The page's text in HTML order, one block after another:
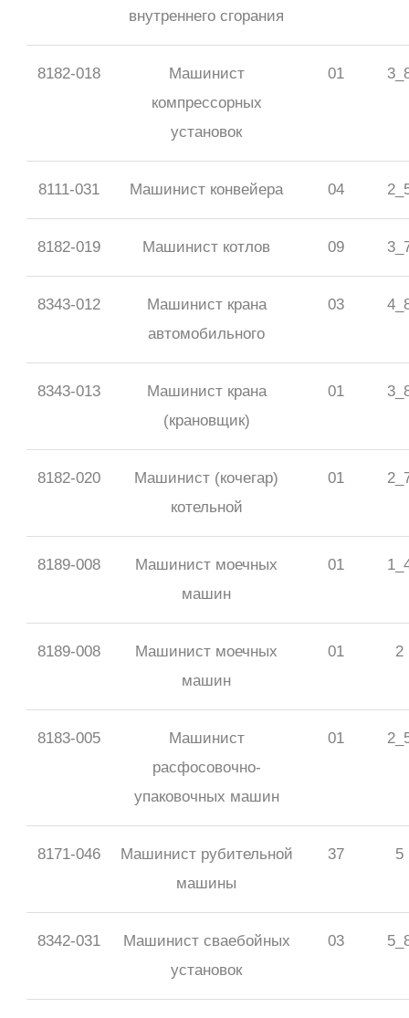
внутреннего сгорания
8182-018
Машинист
компрессорных
установок
01
8111-031 Машинист конвейера 04
8182-019 Машинист котлов 09
8343-012
Машинист крана
автомобильного
03
8343-013
Машинист крана
(крановщик)
01
8182-020
Машинист (кочегар)
котельной
01
8189-008
Машинист моечных
машин
01
8189-008
Машинист моечных
машин
01 2
8183-005
Машинист
расфосовочно-
упаковочных машин
01
8171-046
Машинист рубительной
машины
37 5
8342-031
Машинист сваебойных
установок
03